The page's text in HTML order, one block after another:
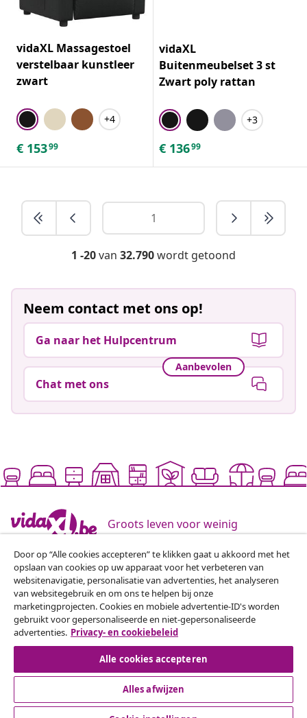
vidaXL Massagestoel
verstelbaar kunstleer
zwart
+4
€ 15399
vidaXL
Buitenmeubelset 3 st
Zwart poly rattan
+3
€ 13699
1 -20van 32.790wordt getoond
Neem contact met ons op!
Ga naar het Hulpcentrum
Aanbevolen
Chat met ons
Groots leven voor weinig
Beschikbare betaalmethoden
Meld je aan voor onze nieuwsbrief
Sluit je aan bij meer dan 700.000 shoppers die
wekelijkse deals, seizoensaanbiedingen en nieuwe
artikelen van vidaXL ontvangen.
Door op “Alle cookies accepteren” te klikken gaat u akkoord met het
opslaan van cookies op uw apparaat voor het verbeteren van
websitenavigatie, personalisatie van advertenties, het analyseren
van websitegebruik en om ons te helpen bij onze
marketingprojecten. Cookies en mobiele advertentie-ID's worden
gebruikt voor gepersonaliseerde en niet-gepersonaliseerde
advertenties. Privacy- en cookiebeleid
Alle cookies accepteren
Alles afwijzen